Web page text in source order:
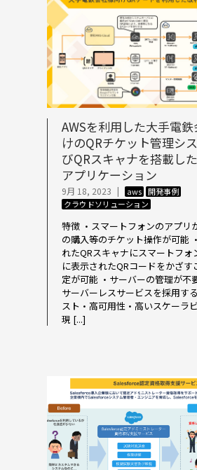
AWSを利用した大手電
けのQRチケット管理シ
びQRスキャナを搭載し
アプリケーション
9月 18, 2023 | aws 開発事例
クラウドソリューション
特徴 ・スマートフォンのアプリ
の購入等のチケット操作が可能
れたQRスキャナにスマートフォ
に表示されたQRコードをかざす
定が可能 ・サーバーの管理が不
サーバーレスサービスを採用す
スト・高可用性・高いスケーラ
現 [...]